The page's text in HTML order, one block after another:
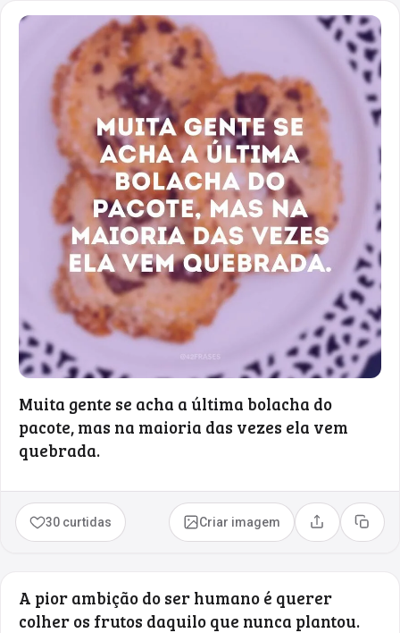
Muita gente se acha a última bolacha do
pacote, mas na maioria das vezes ela vem
quebrada.
30 curtidas Criar imagem Compartilhar
Copiar
A pior ambição do ser humano é querer
colher os frutos daquilo que nunca plantou.